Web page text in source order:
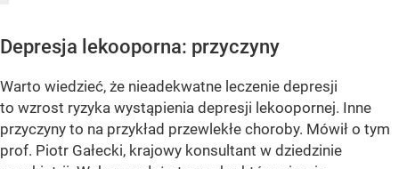
Depresja lekooporna: przyczyny
Warto wiedzieć, że nieadekwatne leczenie depresji
to wzrost ryzyka wystąpienia depresji lekoopornej. Inne
przyczyny to na przykład przewlekłe choroby. Mówił o tym
prof. Piotr Gałecki, krajowy konsultant w dziedzinie